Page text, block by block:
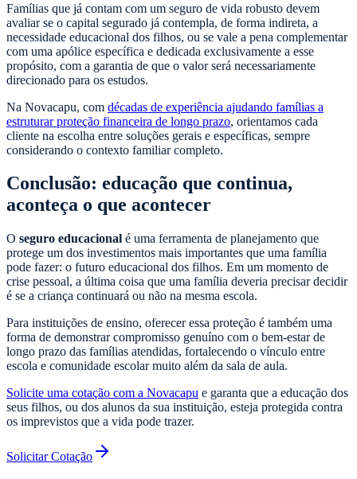
Famílias que já contam com um seguro de vida robusto devem
avaliar se o capital segurado já contempla, de forma indireta, a
necessidade educacional dos filhos, ou se vale a pena complementar
com uma apólice específica e dedicada exclusivamente a esse
propósito, com a garantia de que o valor será necessariamente
direcionado para os estudos.
Na Novacapu, com décadas de experiência ajudando famílias a
estruturar proteção financeira de longo prazo, orientamos cada
cliente na escolha entre soluções gerais e específicas, sempre
considerando o contexto familiar completo.
Conclusão: educação que continua,
aconteça o que acontecer
O seguro educacional é uma ferramenta de planejamento que
protege um dos investimentos mais importantes que uma família
pode fazer: o futuro educacional dos filhos. Em um momento de
crise pessoal, a última coisa que uma família deveria precisar decidir
é se a criança continuará ou não na mesma escola.
Para instituições de ensino, oferecer essa proteção é também uma
forma de demonstrar compromisso genuíno com o bem-estar de
longo prazo das famílias atendidas, fortalecendo o vínculo entre
escola e comunidade escolar muito além da sala de aula.
Solicite uma cotação com a Novacapu e garanta que a educação dos
seus filhos, ou dos alunos da sua instituição, esteja protegida contra
os imprevistos que a vida pode trazer.
Solicitar Cotação